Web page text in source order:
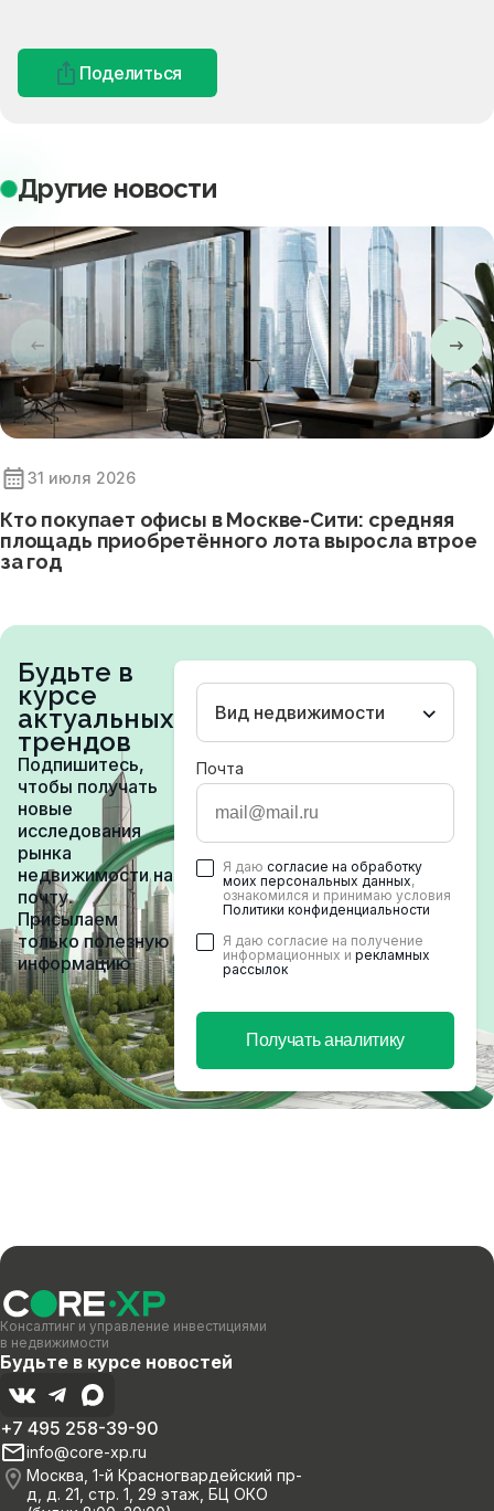
Поделиться
Другие новости
31 июля 2026
Кто покупает офисы в Москве-Сити: средняя
площадь приобретённого лота выросла втрое
за год
Будьте в
курсе
актуальных
трендов
Подпишитесь,
чтобы получать
новые
исследования
рынка
недвижимости на
почту.
Присылаем
только полезную
информацию
Вид недвижимости
Почта
Я даю согласие на обработку
моих персональных данных,
ознакомился и принимаю условия
Политики конфиденциальности
Я даю согласие на получение
информационных и рекламных
рассылок
Получать аналитику
Консалтинг и управление инвестициями
в недвижимости
Будьте в курсе новостей
+7 495 258-39-90
info@core-xp.ru
Москва, 1-й Красногвардейский пр-
д, д. 21, стр. 1, 29 этаж, БЦ ОКО